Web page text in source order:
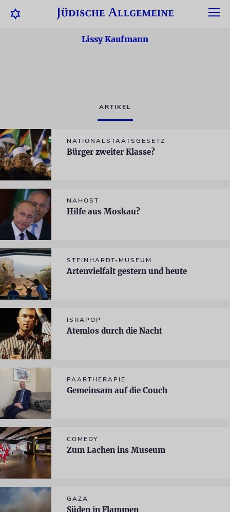
Lissy Kaufmann
ARTIKEL
NATIONALSTAATSGESETZ
Bürger zweiter Klasse?
NAHOST
Hilfe aus Moskau?
STEINHARDT-MUSEUM
Artenvielfalt gestern und heute
ISRAPOP
Atemlos durch die Nacht
PAARTHERAPIE
Gemeinsam auf die Couch
COMEDY
Zum Lachen ins Museum
GAZA
Süden in Flammen